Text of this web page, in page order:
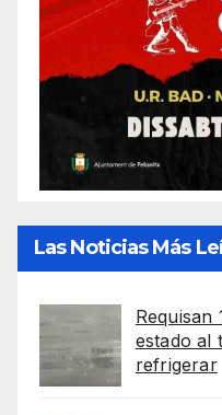
Las Noticias Más
Requisan
estado al
refrigerar